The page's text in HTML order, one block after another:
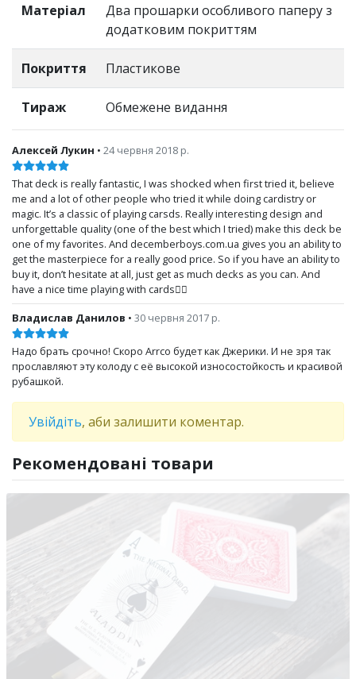
Матеріал
Два прошарки особливого паперу з
додатковим покриттям
Покриття Пластикове
Тираж Обмежене видання
Алексей Лукин • 24 червня 2018 р.
That deck is really fantastic, I was shocked when first tried it, believe
me and a lot of other people who tried it while doing cardistry or
magic. It’s a classic of playing carsds. Really interesting design and
unforgettable quality (one of the best which I tried) make this deck be
one of my favorites. And decemberboys.com.ua gives you an ability to
get the masterpiece for a really good price. So if you have an ability to
buy it, don’t hesitate at all, just get as much decks as you can. And
have a nice time playing with cards👌🏻
Владислав Данилов • 30 червня 2017 р.
Надо брать срочно! Скоро Arrco будет как Джерики. И не зря так
прославляют эту колоду с её высокой износостойкость и красивой
рубашкой.
Увійдіть, аби залишити коментар.
Рекомендовані товари